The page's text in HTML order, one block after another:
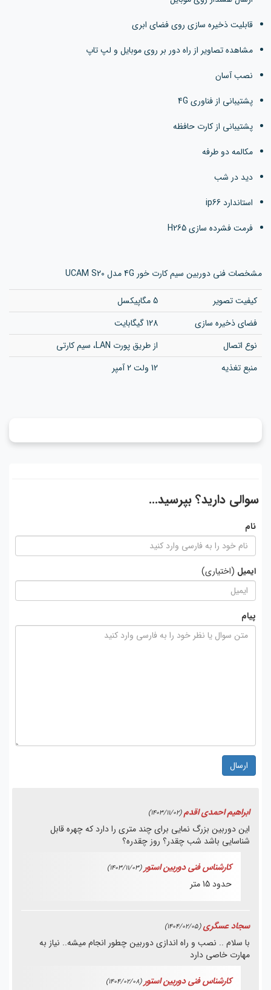
قابلیت ذخیره سازی روی فضای ابری
مشاهده تصاویر از راه دور بر روی موبایل و لپ تاپ
نصب آسان
پشتیبانی از فناوری 4G
پشتیبانی از کارت حافظه
مکالمه دو طرفه
دید در شب
استاندارد ip66
فرمت فشرده سازی H265
مشخصات فنی دوربین سیم کارت خور 4G مدل UCAM S20
کیفیت تصویر
5 مگاپیکسل
فضای ذخیره سازی
128 گیگابایت
نوع اتصال
از طریق پورت LAN، سیم کارتی
منبع تغذیه
12 ولت 2 آمپر
سوالی دارید؟ بپرسید...
نام
ایمیل (اختیاری)
پیام
ارسال
ابراهیم احمدی اقدم (1403/11/02)
این دوربین بزرگ نمایی برای چند متری را دارد که چهره قابل
شناسایی باشد شب چقدر؟ روز چقدره؟
کارشناس فنی دوربین استور (1403/11/03)
حدود 15 متر
سجاد عسگری (1404/02/05)
با سلام .. نصب و راه اندازی دوربین چطور انجام میشه.. نیاز به
مهارت خاصی دارد
کارشناس فنی دوربین استور (1404/02/08)